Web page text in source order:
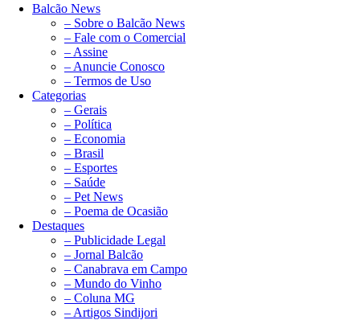
Balcão News
– Sobre o Balcão News
– Fale com o Comercial
– Assine
– Anuncie Conosco
– Termos de Uso
Categorias
– Gerais
– Política
– Economia
– Brasil
– Esportes
– Saúde
– Pet News
– Poema de Ocasião
Destaques
– Publicidade Legal
– Jornal Balcão
– Canabrava em Campo
– Mundo do Vinho
– Coluna MG
– Artigos Sindijori